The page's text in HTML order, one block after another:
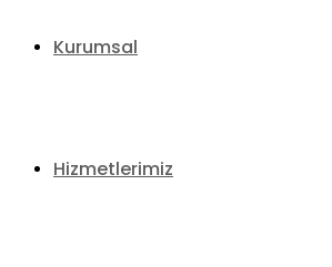
Kurumsal
Hizmetlerimiz